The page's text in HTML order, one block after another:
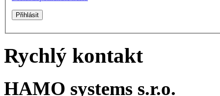
Rychlý kontakt
HAMO systems s.r.o.